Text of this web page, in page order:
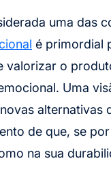
uma das
é primordial
valorizar o
Uma
alternativas
de que, se
na sua